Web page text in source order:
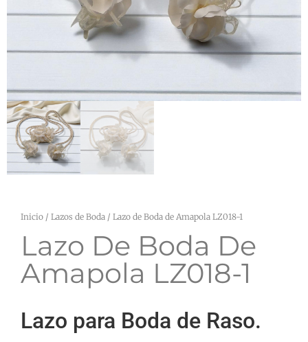
Inicio / Lazos de Boda / Lazo de Boda de Amapola LZ018-1
Lazo De Boda De
Amapola LZ018-1
Lazo para Boda de Raso.